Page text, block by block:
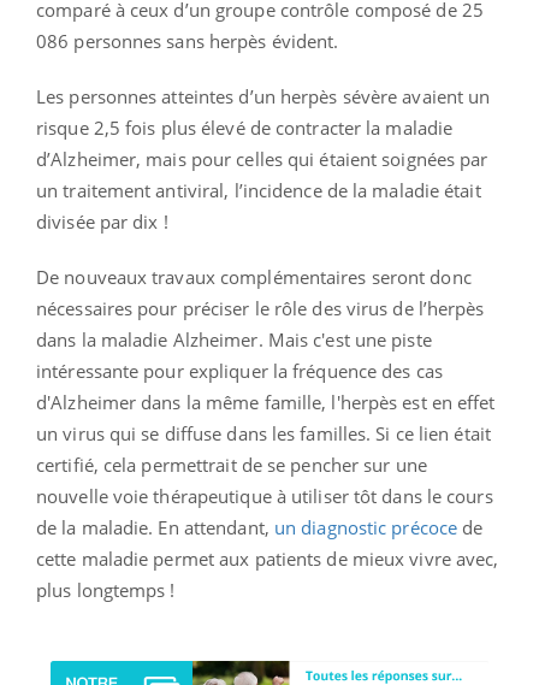
comparé à ceux d’un groupe contrôle composé de 25
086 personnes sans herpès évident.
Les personnes atteintes d’un herpès sévère avaient un
risque 2,5 fois plus élevé de contracter la maladie
d’Alzheimer, mais pour celles qui étaient soignées par
un traitement antiviral, l’incidence de la maladie était
divisée par dix !
De nouveaux travaux complémentaires seront donc
nécessaires pour préciser le rôle des virus de l’herpès
dans la maladie Alzheimer. Mais c'est une piste
intéressante pour expliquer la fréquence des cas
d'Alzheimer dans la même famille, l'herpès est en effet
un virus qui se diffuse dans les familles. Si ce lien était
certifié, cela permettrait de se pencher sur une
nouvelle voie thérapeutique à utiliser tôt dans le cours
de la maladie. En attendant, un diagnostic précoce de
cette maladie permet aux patients de mieux vivre avec,
plus longtemps !